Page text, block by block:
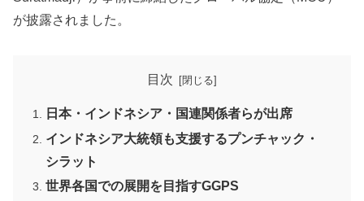
が披露されました。
目次
日本・インドネシア・国連関係者らが出席
インドネシア大統領も支援するプンチャック・
シラット
世界各国での展開を目指すGGPS